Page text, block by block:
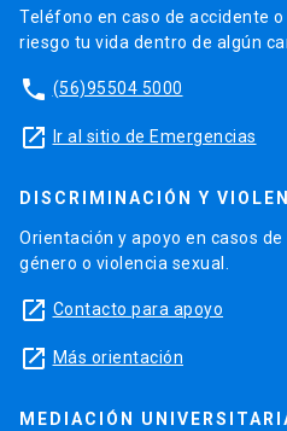
Teléfono en caso de accidente
riesgo tu vida dentro de algún
phone (56)95504 5000
launch Ir al sitio de Emergencias
DISCRIMINACIÓN Y
Orientación y apoyo en casos
género o violencia sexual.
launch Contacto para apoyo
launch Más orientación
MEDIACIÓN